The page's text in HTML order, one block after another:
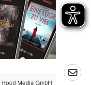
Hood Media GmbH